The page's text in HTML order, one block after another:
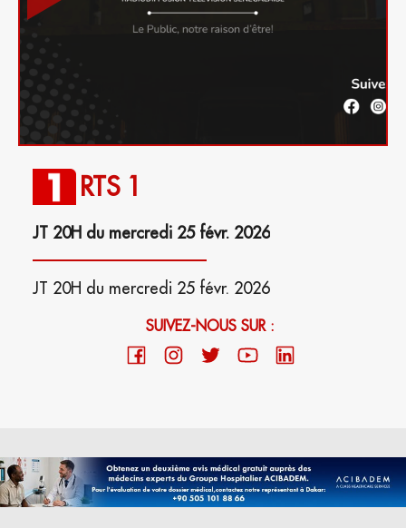
RTS 1
JT 20H du mercredi 25 févr. 2026
JT 20H du mercredi 25 févr. 2026
SUIVEZ-NOUS SUR :